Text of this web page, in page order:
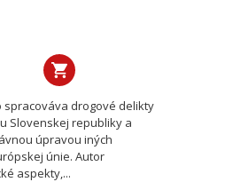
drogové delikty
Slovenskej republiky a
úpravou iných
únie. Autor
aspekty,...